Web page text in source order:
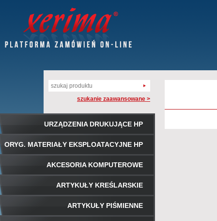
szukanie zaawansowane >
URZĄDZENIA DRUKUJĄCE HP
ORYG. MATERIAŁY EKSPLOATACYJNE HP
AKCESORIA KOMPUTEROWE
ARTYKUŁY KREŚLARSKIE
ARTYKUŁY PIŚMIENNE